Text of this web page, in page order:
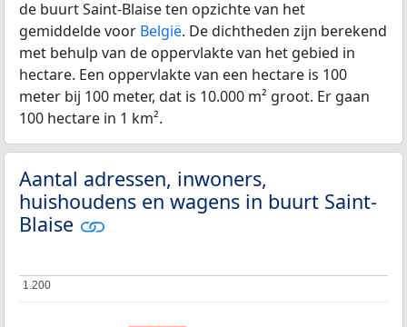
de buurt Saint-Blaise ten opzichte van het
gemiddelde voor België. De dichtheden zijn berekend
met behulp van de oppervlakte van het gebied in
hectare. Een oppervlakte van een hectare is 100
meter bij 100 meter, dat is 10.000 m² groot. Er gaan
100 hectare in 1 km².
Aantal adressen, inwoners,
huishoudens en wagens in buurt Saint-
Blaise
1.200
1.200